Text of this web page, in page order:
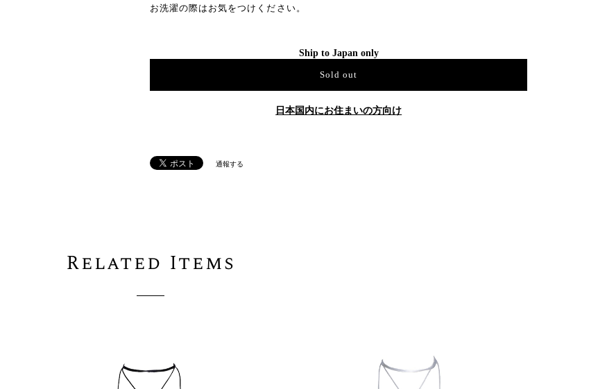
お洗濯の際はお気をつけください。
Ship to Japan only
Sold out
日本国内にお住まいの方向け
通報する
Related Items